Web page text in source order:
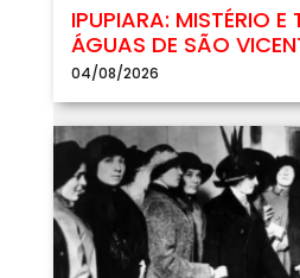
IPUPIARA: MISTÉRIO E
ÁGUAS DE SÃO
04/08/2026